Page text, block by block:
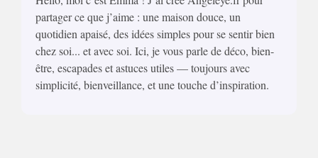
partager ce que j’aime : une maison douce, un
quotidien apaisé, des idées simples pour se sentir bien
chez soi... et avec soi. Ici, je vous parle de déco, bien-
être, escapades et astuces utiles — toujours avec
simplicité, bienveillance, et une touche d’inspiration.